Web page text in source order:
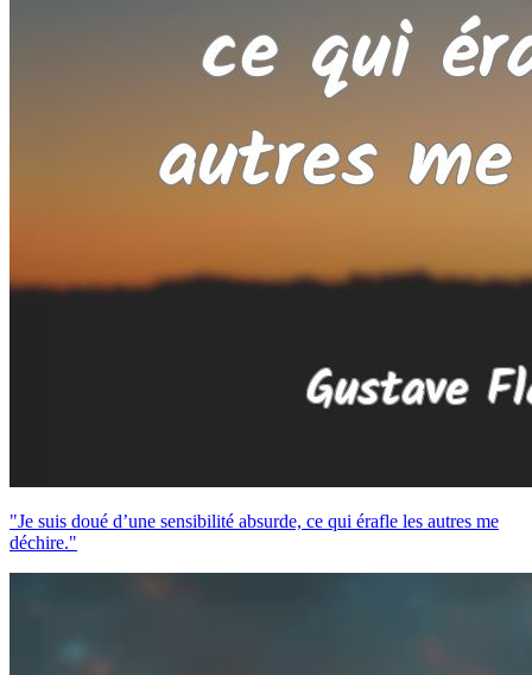
"Je suis doué d’une sensibilité absurde, ce qui érafle les autres me
déchire."